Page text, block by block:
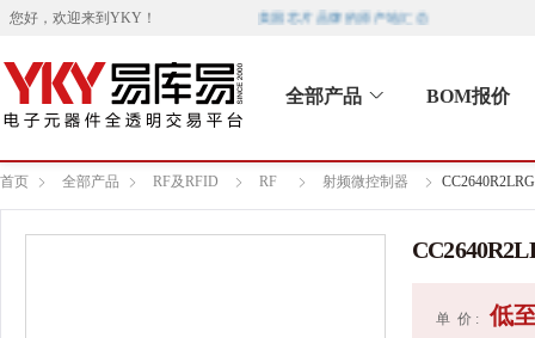
您好，欢迎来到 YKY ！ 美国芯片品牌的原产地汇总
全部产品 BOM报价
首页 全部产品 RF及RFID RF 射频微控制器
单 价 : 低